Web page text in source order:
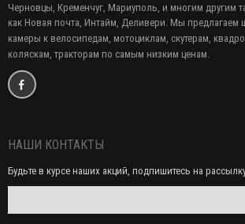
Черновцы, Кременчуг, Мариуполь, и многим другим
как Новая почта, Интайм, Деливери. Мы предлагаем
камеры к велосипедам, мотоциклам, скутерам,
коляскам, тракторам по самым низким ценам.
НАШИ КОНТАКТЫ
Будьте в курсе наших акций, подпишитесь на